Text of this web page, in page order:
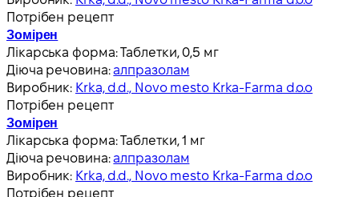
Потрібен рецепт
Зомірен
Лікарська форма:Таблетки, 0,5 мг
Діюча речовина:алпразолам
Виробник: Krka, d.d., Novo mesto Krka-Farma d.o.o
Потрібен рецепт
Зомірен
Лікарська форма:Таблетки, 1 мг
Діюча речовина:алпразолам
Виробник: Krka, d.d., Novo mesto Krka-Farma d.o.o
Потрібен рецепт